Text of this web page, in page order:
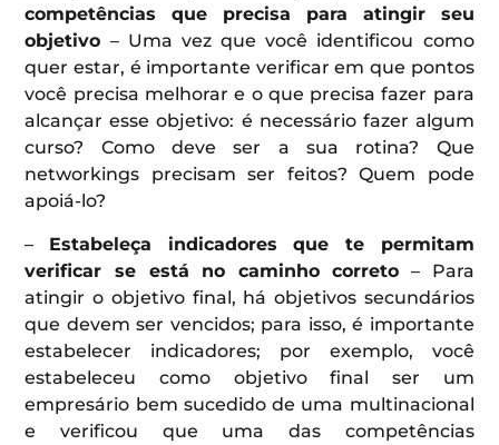
competências que precisa para atingir seu
objetivo – Uma vez que você identificou como
quer estar, é importante verificar em que pontos
você precisa melhorar e o que precisa fazer para
alcançar esse objetivo: é necessário fazer algum
curso? Como deve ser a sua rotina? Que
networkings precisam ser feitos? Quem pode
apoiá-lo?
– Estabeleça indicadores que te permitam
verificar se está no caminho correto – Para
atingir o objetivo final, há objetivos secundários
que devem ser vencidos; para isso, é importante
estabelecer indicadores; por exemplo, você
estabeleceu como objetivo final ser um
empresário bem sucedido de uma multinacional
e verificou que uma das competências